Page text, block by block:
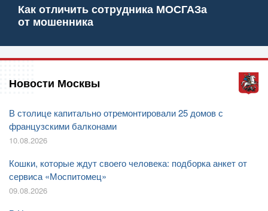
Как отличить сотрудника МОСГАЗа
от мошенника
Новости Москвы
В столице капитально отремонтировали 25 домов с
французскими балконами
10.08.2026
Кошки, которые ждут своего человека: подборка анкет от
сервиса «Моспитомец»
09.08.2026